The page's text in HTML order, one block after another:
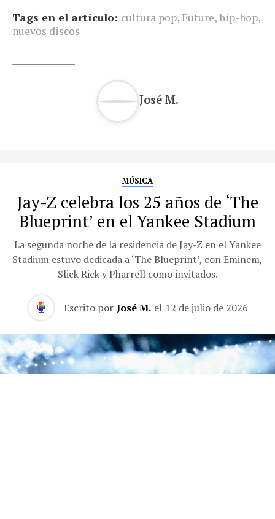
Tags en el artículo: cultura pop, Future, hip-hop,
nuevos discos
José M.
MÚSICA
Jay-Z celebra los 25 años de ‘The
Blueprint’ en el Yankee Stadium
La segunda noche de la residencia de Jay-Z en el Yankee
Stadium estuvo dedicada a ‘The Blueprint’, con Eminem,
Slick Rick y Pharrell como invitados.
Escrito por José M. el 12 de julio de 2026